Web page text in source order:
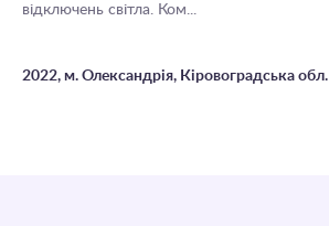
відключень світла. Ком...
2022, м. Олександрія, Кіровоградська обл.